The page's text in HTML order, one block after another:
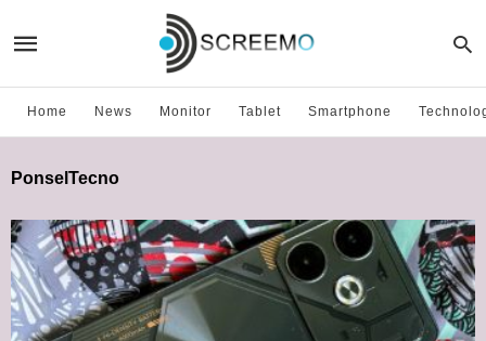
Home News Monitor Tablet Smartphone
PonselTecno